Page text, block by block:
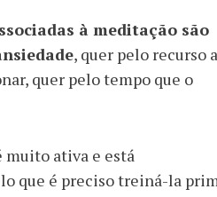
à meditação são
, quer pelo recurso a
quer pelo tempo que o
muito ativa e está
que é preciso treiná-la